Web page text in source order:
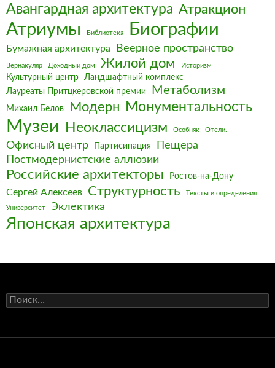
Авангардная архитектура Атракцион
Атриумы Библиотека Биографии
Бумажная архитектура Веерное пространство
Вернакуляр Доходный дом Жилой дом Историзм
Культурный центр
Ландшафтный комплекс
Лауреаты Притцкеровской премии
Метаболизм
Михаил Белов Модерн Монументальность
Музеи Неоклассицизм Особняк Отели.
Офисный центр Партисипация
Пещера
Постмодернистские аллюзии
Российские архитекторы Ростов-на-Дону
Сергей Алексеев Структурность Тексты и определения
Университет Эклектика
Японская архитектура
Найти: